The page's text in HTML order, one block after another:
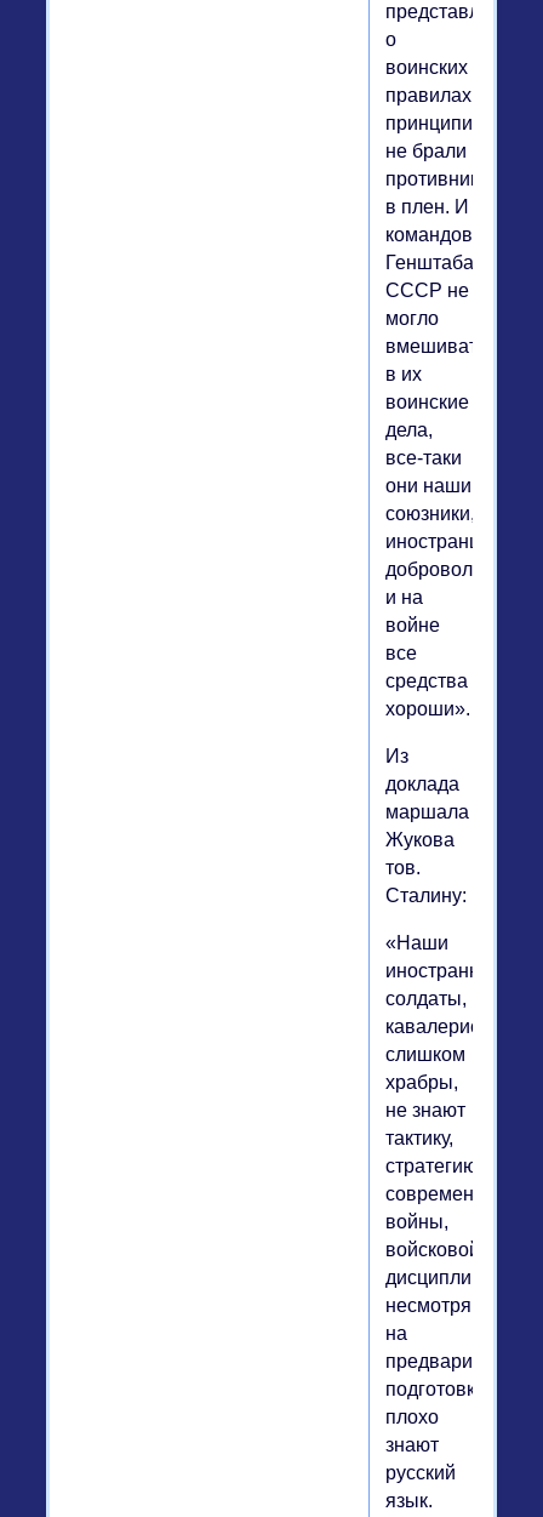
представлениям
о
воинских
правилах,
принципиально
не брали
противника
в плен. И
командование
Генштаба
СССР не
могло
вмешиваться
в их
воинские
дела,
все-таки
они наши
союзники,
иностранцы-
добровольцы,
и на
войне
все
средства
хороши».
Из
доклада
маршала
Жукова
тов.
Сталину:
«Наши
иностранные
солдаты,
кавалеристы
слишком
храбры,
не знают
тактику,
стратегию
современной
войны,
войсковой
дисциплины,
несмотря
на
подготовку,
плохо
знают
русский
язык.